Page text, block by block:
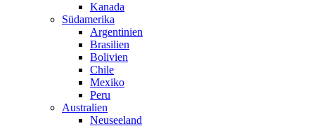
Kanada
Südamerika
Argentinien
Brasilien
Bolivien
Chile
Mexiko
Peru
Australien
Neuseeland